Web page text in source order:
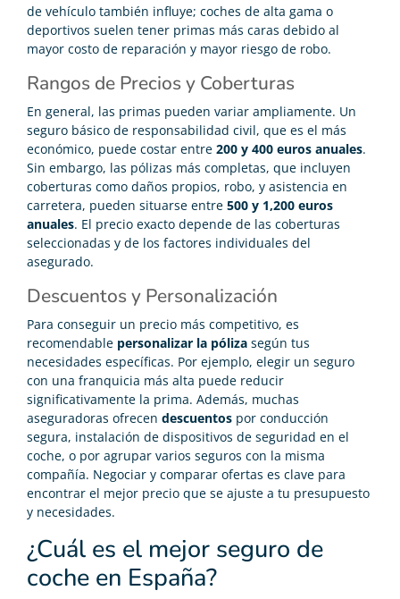
de vehículo también influye; coches de alta gama o
deportivos suelen tener primas más caras debido al
mayor costo de reparación y mayor riesgo de robo.
Rangos de Precios y Coberturas
En general, las primas pueden variar ampliamente. Un
seguro básico de responsabilidad civil, que es el más
económico, puede costar entre 200 y 400 euros anuales.
Sin embargo, las pólizas más completas, que incluyen
coberturas como daños propios, robo, y asistencia en
carretera, pueden situarse entre 500 y 1,200 euros
anuales. El precio exacto depende de las coberturas
seleccionadas y de los factores individuales del
asegurado.
Descuentos y Personalización
Para conseguir un precio más competitivo, es
recomendable personalizar la póliza según tus
necesidades específicas. Por ejemplo, elegir un seguro
con una franquicia más alta puede reducir
significativamente la prima. Además, muchas
aseguradoras ofrecen descuentos por conducción
segura, instalación de dispositivos de seguridad en el
coche, o por agrupar varios seguros con la misma
compañía. Negociar y comparar ofertas es clave para
encontrar el mejor precio que se ajuste a tu presupuesto
y necesidades.
¿Cuál es el mejor seguro de
coche en España?